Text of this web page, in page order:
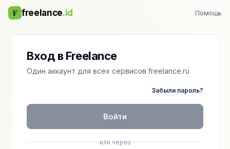
F freelance.id Помощь
Вход в Freelance
Один аккаунт для всех сервисов freelance.ru
Забыли пароль?
Войти
или через